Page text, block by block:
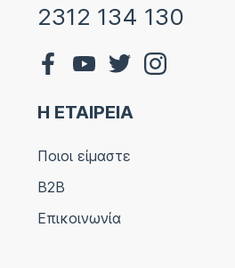
2312 134 130
Η ΕΤΑΙΡΕΙΑ
Ποιοι είμαστε
B2B
Επικοινωνία